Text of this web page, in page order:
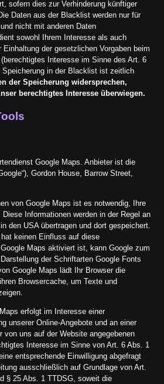
sofern dies zur Verhinderung künftiger
Daten aus der Blacklist werden nur für
nicht mit anderen Daten
sowohl Ihrem Interesse als auch
der gesetzlichen Vorgaben beim
Interesse im Sinne des Art. 6
in der Blacklist ist zeitlich
der Speicherung widersprechen,
berechtigtes Interesse überwiegen.
Google Maps. Anbieter ist die
Gordon House, Barrow Street,
von Google Maps ist es notwendig, Ihre
Diese Informationen werden in der Regel an
den USA übertragen und dort gespeichert.
keinen Einfluss auf diese
Maps aktiviert ist, kann Google zum
der Schriftarten Google Fonts
Google Maps lädt Ihr Browser die
Browsercache, um Texte und
erfolgt im Interesse einer
unserer Online-Angebote und an einer
von uns auf der Website angegebenen
Interesse im Sinne von Art. 6 Abs. 1
entsprechende Einwilligung abgefragt
ausschließlich auf Grundlage von Art.
§ 25 Abs. 1 TTDSG, soweit die